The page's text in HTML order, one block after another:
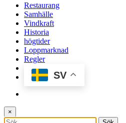
Restaurang
Samhälle
Vindkraft
Historia
högtider
Loppmarknad
Regler
SV
×